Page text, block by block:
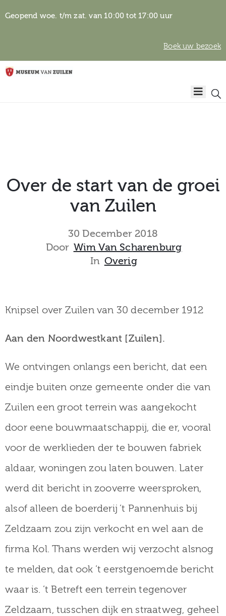
Geopend woe. t/m zat. van 10:00 tot 17:00 uur
Boek uw bezoek
Home
Verhalen
Collectie
Over de start van de groei
van Zuilen
30 December 2018
Door Wim Van Scharenburg
In Overig
Knipsel over Zuilen van 30 december 1912
Aan den Noordwestkant [Zuilen].
We ontvingen onlangs een bericht, dat een
eindje buiten onze gemeente onder die van
Zuilen een groot terrein was aangekocht
door eene bouwmaatschappij, die er, vooral
voor de werklieden der te bouwen fabriek
aldaar, woningen zou laten bouwen. Later
werd dit bericht in zooverre weersproken,
alsof alleen de boerderij ’t Pannenhuis bij
Zeldzaam zou zijn verkocht en wel aan de
firma Kol. Thans werden wij verzocht alsnog
te melden, dat ook ’t eerstgenoemde bericht
waar is. ’t Betreft een terrein tegenover
Zeldzaam, tusschen dijk en straatweg, geheel
Algemene